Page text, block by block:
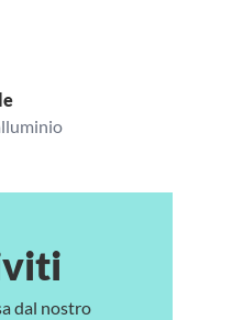
dal nostro